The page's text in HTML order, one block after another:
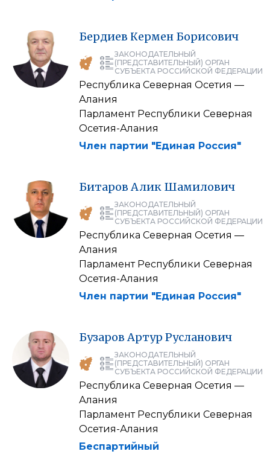
Бердиев Кермен Борисович
ЗАКОНОДАТЕЛЬНЫЙ
(ПРЕДСТАВИТЕЛЬНЫЙ) ОРГАН
СУБЪЕКТА РОССИЙСКОЙ ФЕДЕРАЦИИ
Республика Северная Осетия —
Алания
Парламент Республики Северная
Осетия-Алания
Член партии "Единая Россия"
Битаров Алик Шамилович
ЗАКОНОДАТЕЛЬНЫЙ
(ПРЕДСТАВИТЕЛЬНЫЙ) ОРГАН
СУБЪЕКТА РОССИЙСКОЙ ФЕДЕРАЦИИ
Республика Северная Осетия —
Алания
Парламент Республики Северная
Осетия-Алания
Член партии "Единая Россия"
Бузаров Артур Русланович
ЗАКОНОДАТЕЛЬНЫЙ
(ПРЕДСТАВИТЕЛЬНЫЙ) ОРГАН
СУБЪЕКТА РОССИЙСКОЙ ФЕДЕРАЦИИ
Республика Северная Осетия —
Алания
Парламент Республики Северная
Осетия-Алания
Беспартийный